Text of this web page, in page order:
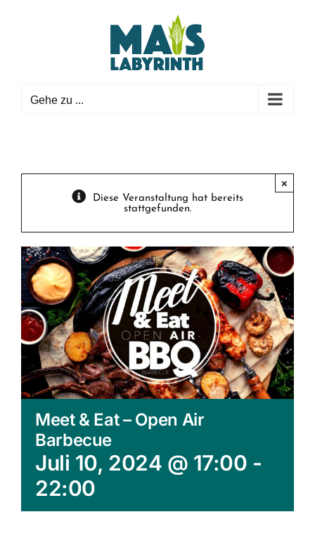
Gehe zu ...
Diese Veranstaltung hat bereits
stattgefunden.
×
Meet & Eat – Open Air
Barbecue
Juli 10, 2024 @ 17:00 -
22:00